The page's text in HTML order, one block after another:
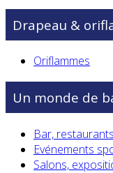
Drapeau &
Oriflammes
Un monde de
Bar,
Evénements
Salons,